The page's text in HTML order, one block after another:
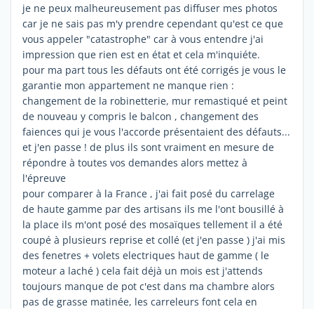
je ne peux malheureusement pas diffuser mes photos
car je ne sais pas m'y prendre cependant qu'est ce que
vous appeler "catastrophe" car à vous entendre j'ai
impression que rien est en état et cela m'inquiéte.
pour ma part tous les défauts ont été corrigés je vous le
garantie mon appartement ne manque rien :
changement de la robinetterie, mur remastiqué et peint
de nouveau y compris le balcon , changement des
faiences qui je vous l'accorde présentaient des défauts...
et j'en passe ! de plus ils sont vraiment en mesure de
répondre à toutes vos demandes alors mettez à
l'épreuve
pour comparer à la France , j'ai fait posé du carrelage
de haute gamme par des artisans ils me l'ont bousillé à
la place ils m'ont posé des mosaïques tellement il a été
coupé à plusieurs reprise et collé (et j'en passe ) j'ai mis
des fenetres + volets electriques haut de gamme ( le
moteur a laché ) cela fait déjà un mois est j'attends
toujours manque de pot c'est dans ma chambre alors
pas de grasse matinée, les carreleurs font cela en